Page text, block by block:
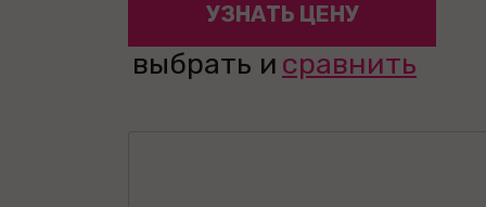
УЗНАТЬ ЦЕНУ
выбрать и сравнить